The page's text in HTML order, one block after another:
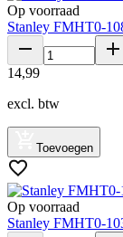
Op voorraad
Stanley FMHT0-
14,99
excl. btw
Toevoegen
Op voorraad
Stanley FMHT0-